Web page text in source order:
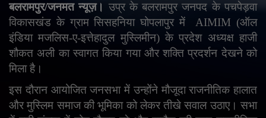
ई-पेपर
Language
English
बलरामपुर/जनमत न्यूज़। उप्र के बलरामपुर जनपद के पचपेड़वा
विकासखंड के ग्राम सिसहनिया घोपलापुर में
AIMIM (ऑल
इंडिया मजलिस-ए-इत्तेहादुल मुस्लिमीन) के प्रदेश अध्यक्ष हाजी
शौकत अली का स्वागत किया गया और शक्ति प्रदर्शन देखने को
मिला है।
इस दौरान आयोजित जनसभा में उन्होंने मौजूदा राजनीतिक हालात
और मुस्लिम समाज की भूमिका को लेकर तीखे सवाल उठाए। सभा